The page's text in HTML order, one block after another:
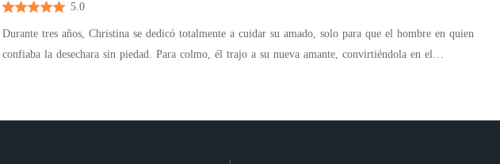
5.0
Durante tres años, Christina se dedicó totalmente a cuidar su amado, solo para que el hombre en quien
confiaba la desechara sin piedad. Para colmo, él trajo a su nueva amante, convirtiéndola en el
brazo: "Ahora está casada conmigo. ¡Guardias, sáquenlo ahora!".